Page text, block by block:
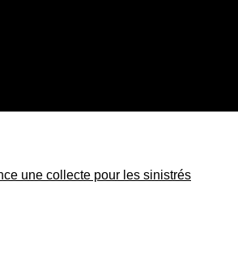
une collecte pour les sinistrés